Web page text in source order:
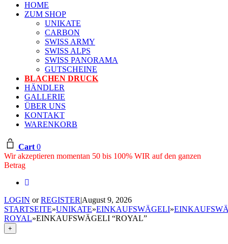
HOME
ZUM SHOP
UNIKATE
CARBON
SWISS ARMY
SWISS ALPS
SWISS PANORAMA
GUTSCHEINE
BLACHEN DRUCK
HÄNDLER
GALLERIE
ÜBER UNS
KONTAKT
WARENKORB
Cart 0
Wir akzeptieren momentan 50 bis 100% WIR auf den ganzen
Betrag
LOGIN orREGISTER|August 9, 2026
STARTSEITE»UNIKATE»EINKAUFSWÄGELI»
ROYAL»EINKAUFSWÄGELI “ROYAL”
+